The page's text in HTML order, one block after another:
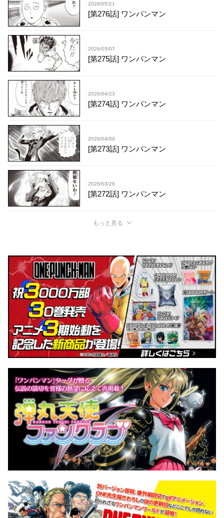
2026/05/21
[第276話] ワンパンマン
2026/05/07
[第275話] ワンパンマン
2026/04/23
[第274話] ワンパンマン
2026/04/09
[第273話] ワンパンマン
2026/03/26
[第272話] ワンパンマン
もっと見る